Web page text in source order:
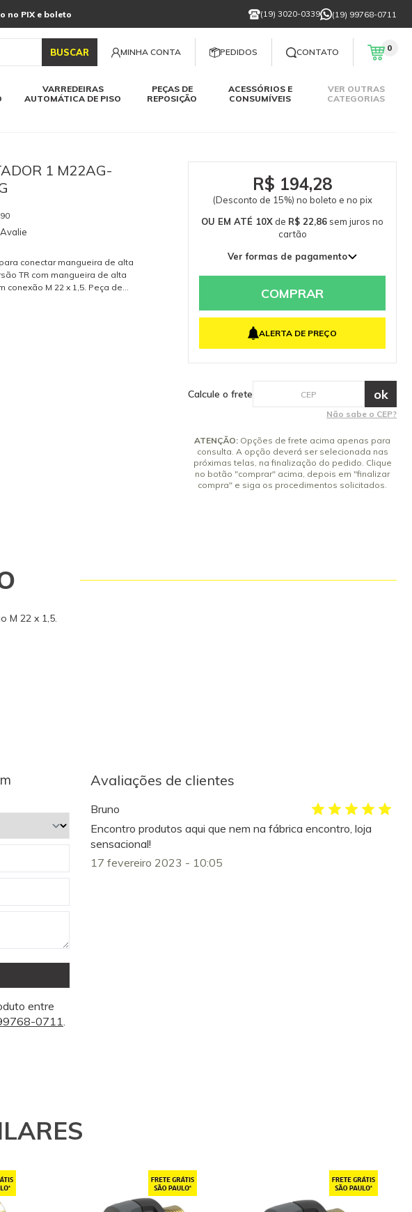
no PIX e boleto (19) 3020-0339 (19) 99768-0711
BUSCAR MINHA CONTA PEDIDOS CONTATO 0
VARREDEIRAS
AUTOMÁTICA DE PISO
PEÇAS DE
REPOSIÇÃO
ACESSÓRIOS E
CONSUMÍVEIS
VER OUTRAS
CATEGORIAS
1 M22AG-
Avalie
conectar mangueira de alta
TR com mangueira de alta
conexão M 22 x 1,5. Peça de
Kärcher. Somente peças
R$ 194,28
(Desconto de 15%) no boleto e no pix
OU EM ATÉ 10X de R$ 22,86 sem juros no
cartão
Ver formas de pagamento
2x de R$ 114,28 sem juros
5x de R$ 45,71 sem juros
8x de R$ 28,57 sem juros
9x de R$ 25,40 sem juros
COMPRAR
ALERTA DE PREÇO
Calcule o frete
Não sabe o CEP?
ATENÇÃO: Opções de frete acima apenas para
consulta. A opção deverá ser selecionada nas
próximas telas, na finalização do pedido. Clique
no botão "comprar" acima, depois em "finalizar
compra" e siga os procedimentos solicitados.
M 22 x 1,5.
entre
0711.
Avaliações de clientes
Bruno
Encontro produtos aqui que nem na fábrica encontro, loja
sensacional!
17 fevereiro 2023 - 10:05